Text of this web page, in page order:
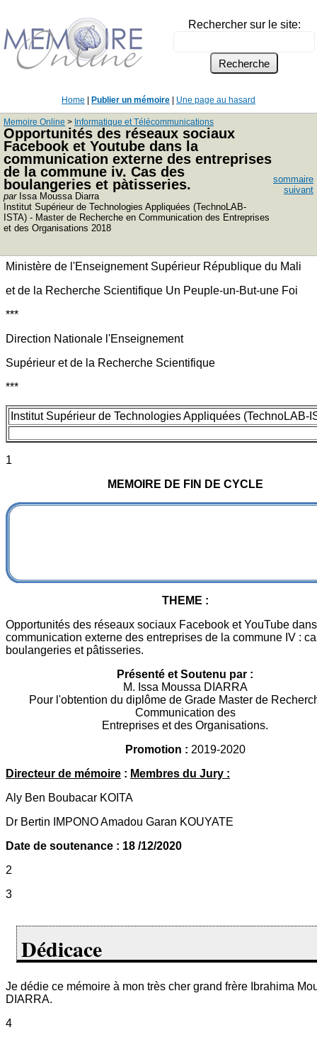
Rechercher sur le site:
Home Publier un mémoire Une page au hasard
Memoire Online > Informatique et Télécommunications
Opportunités des réseaux sociaux
Facebook et Youtube dans la
communication externe des entreprises
de la commune iv. Cas des
boulangeries et pàtisseries.
parIssa Moussa Diarra
Institut Supérieur de Technologies Appliquées (TechnoLAB-
ISTA) - Master de Recherche en Communication des Entreprises
et des Organisations 2018
sommaire
suivant
Ministère de l'Enseignement Supérieur République du Mali
et de la Recherche Scientifique Un Peuple-un-But-une Foi
***
Direction Nationale l'Enseignement
Supérieur et de la Recherche Scientifique
***
Institut Supérieur de Technologies Appliquées (TechnoLAB-
1
MEMOIRE DE FIN DE CYCLE
THEME :
Opportunités des réseaux sociaux Facebook et YouTube
communication externe des entreprises de la commune IV :
boulangeries et pâtisseries.
Présenté et Soutenu par :
M. Issa Moussa DIARRA
Pour l'obtention du diplôme de Grade Master de
Communication des
Entreprises et des Organisations.
Promotion : 2019-2020
Directeur de mémoire : Membres du Jury :
Aly Ben Boubacar KOITA
Dr Bertin IMPONO Amadou Garan KOUYATE
Date de soutenance : 18 /12/2020
2
3
Dédicace
Je dédie ce mémoire à mon très cher grand frère Ibrahima
DIARRA.
4